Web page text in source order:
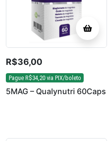
R$36,00
Pague R$34,20 via PIX/boleto
5MAG – Qualynutri 60Caps